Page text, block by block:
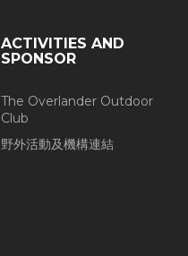
ACTIVITIES AND
SPONSOR
The Overlander Outdoor
Club
野外活動及機構連結